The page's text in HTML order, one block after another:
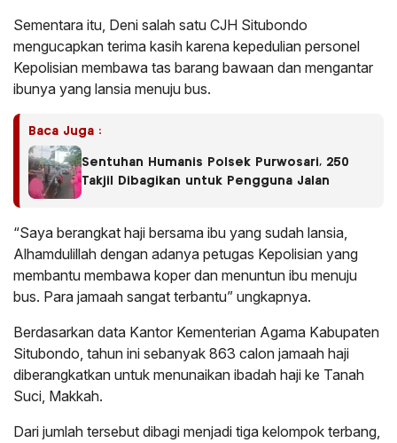
Sementara itu, Deni salah satu CJH Situbondo
mengucapkan terima kasih karena kepedulian personel
Kepolisian membawa tas barang bawaan dan mengantar
ibunya yang lansia menuju bus.
Baca Juga :
Sentuhan Humanis Polsek Purwosari, 250
Takjil Dibagikan untuk Pengguna Jalan
“Saya berangkat haji bersama ibu yang sudah lansia,
Alhamdulillah dengan adanya petugas Kepolisian yang
membantu membawa koper dan menuntun ibu menuju
bus. Para jamaah sangat terbantu” ungkapnya.
Berdasarkan data Kantor Kementerian Agama Kabupaten
Situbondo, tahun ini sebanyak 863 calon jamaah haji
diberangkatkan untuk menunaikan ibadah haji ke Tanah
Suci, Makkah.
Dari jumlah tersebut dibagi menjadi tiga kelompok terbang,